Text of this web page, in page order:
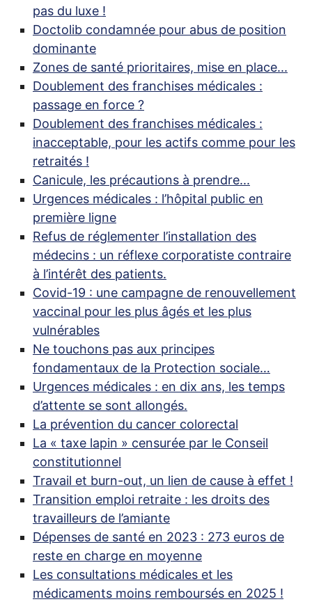
pas du luxe !
Doctolib condamnée pour abus de position
dominante
Zones de santé prioritaires, mise en place...
Doublement des franchises médicales :
passage en force ?
Doublement des franchises médicales :
inacceptable, pour les actifs comme pour les
retraités !
Canicule, les précautions à prendre...
Urgences médicales : l’hôpital public en
première ligne
Refus de réglementer l’installation des
médecins : un réflexe corporatiste contraire
à l’intérêt des patients.
Covid-19 : une campagne de renouvellement
vaccinal pour les plus âgés et les plus
vulnérables
Ne touchons pas aux principes
fondamentaux de la Protection sociale…
Urgences médicales : en dix ans, les temps
d’attente se sont allongés.
La prévention du cancer colorectal
La « taxe lapin » censurée par le Conseil
constitutionnel
Travail et burn-out, un lien de cause à effet !
Transition emploi retraite : les droits des
travailleurs de l’amiante
Dépenses de santé en 2023 : 273 euros de
reste en charge en moyenne
Les consultations médicales et les
médicaments moins remboursés en 2025 !